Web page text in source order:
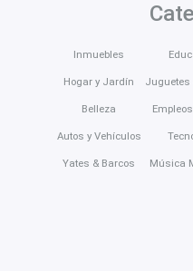
Inmuebles
Hogar y Jardín
Belleza
Autos y Vehículos
Yates & Barcos
Juguetes
Música